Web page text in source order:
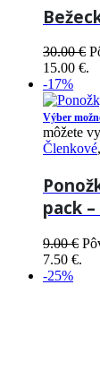
30.00€
15.00 €.
-17%
Výber
môžete
Členkové,
pack
9.00€
7.50 €.
-25%